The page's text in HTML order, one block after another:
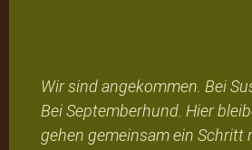
Wir sind angekommen. Bei
Bei Septemberhund. Hier
gehen gemeinsam ein Schritt